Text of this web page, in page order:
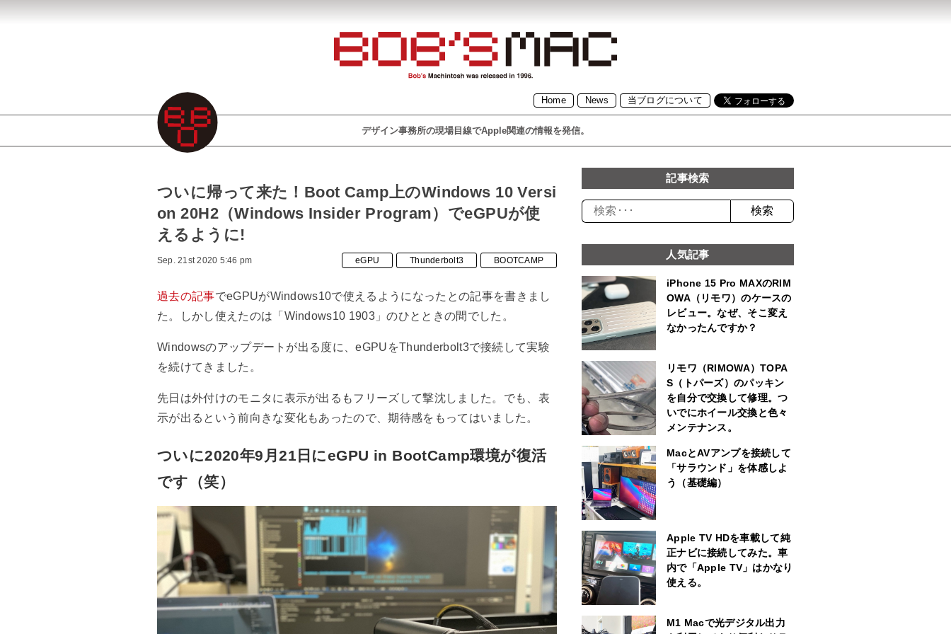
BOB’S MAC ボブズマッ
ク デザイン事務所の現場
目線でApple関連の情報を
発信。1996年設立の
「BOB’S MACINTOSH」
が令和元年に「BOB’S
MAC」として復活！
Home News 当ブログについて
デザイン事務所の現場目線でApple関連の情報を発信。
ついに帰って来た！Boot Camp上のWindows 10 Versi
on 20H2（Windows Insider Program）でeGPUが使
えるように!
Sep. 21st 2020 5:46 pm eGPU Thunderbolt3 BOOTCAMP
過去の記事でeGPUがWindows10で使えるようになったとの記事を書きまし
た。しかし使えたのは「Windows10 1903」のひとときの間でした。
Windowsのアップデートが出る度に、eGPUをThunderbolt3で接続して実験
を続けてきました。
先日は外付けのモニタに表示が出るもフリーズして撃沈しました。でも、表
示が出るという前向きな変化もあったので、期待感をもってはいました。
ついに2020年9月21日にeGPU in BootCamp環境が復活
です（笑）
記事検索
人気記事
iPhone 15 Pro MAXのRIM
OWA（リモワ）のケースの
レビュー。なぜ、そこ変え
なかったんですか？
リモワ（RIMOWA）TOPA
S（トパーズ）のパッキン
を自分で交換して修理。つ
いでにホイール交換と色々
メンテナンス。
MacとAVアンプを接続して
「サラウンド」を体感しよ
う（基礎編）
Apple TV HDを車載して純
正ナビに接続してみた。車
内で「Apple TV」はかなり
使える。
M1 Macで光デジタル出力